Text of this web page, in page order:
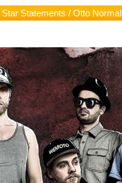
Star Statements / Otto Normal